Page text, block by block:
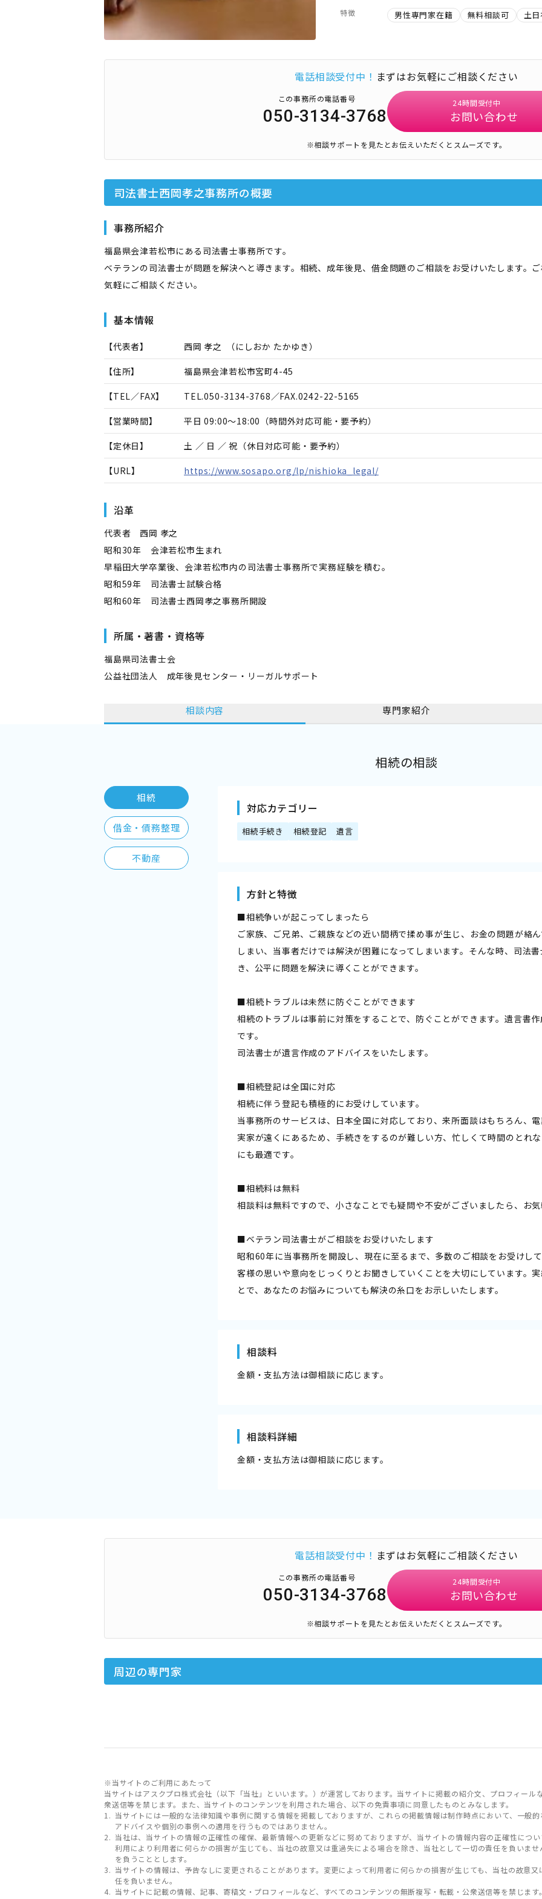
特徴 男性専門家在籍 無料相談可 土
電話相談受付中！ まずはお気軽にご相談ください
この事務所の電話番号
050-3134-3768
24時間受付中
お問い合わせ
※相談サポートを見たとお伝えいただくとスムーズです。
司法書士西岡孝之事務所の概要
事務所紹介
福島県会津若松市にある司法書士事務所です。
ベテランの司法書士が問題を解決へと導きます。相続、成年後見、借金問題のご相談をお受けいたします。
気軽にご相談ください。
基本情報
【代表者】 西岡 孝之 （にしおか たかゆき）
【住所】 福島県会津若松市宮町4-45
【TEL／FAX】 TEL.050-3134-3768 ／FAX.0242-22-5165
【営業時間】 平日 09:00～18:00（時間外対応可能・要予約）
【定休日】 土 ／ 日 ／ 祝（休日対応可能・要予約）
【URL】 https://www.sosapo.org/lp/nishioka_legal/
沿革
代表者 西岡 孝之
昭和30年 会津若松市生まれ
早稲田大学卒業後、会津若松市内の司法書士事務所で実務経験を積む。
昭和59年 司法書士試験合格
昭和60年 司法書士西岡孝之事務所開設
所属・著書・資格等
福島県司法書士会
公益社団法人 成年後見センター・リーガルサポート
相談内容 専門家紹介
相続の相談
相続
借金・債務整理
不動産
対応カテゴリー
相続手続き 相続登記 遺言
方針と特徴
■相続争いが起こってしまったら
ご家族、ご兄弟、ご親族などの近い間柄で揉め事が生じ、お金の問題が絡
しまい、当事者だけでは解決が困難になってしまいます。そんな時、司法
き、公平に問題を解決に導くことができます。
■相続トラブルは未然に防ぐことができます
相続のトラブルは事前に対策をすることで、防ぐことができます。遺言書
です。
司法書士が遺言作成のアドバイスをいたします。
■相続登記は全国に対応
相続に伴う登記も積極的にお受けしています。
当事務所のサービスは、日本全国に対応しており、来所面談はもちろん、
実家が遠くにあるため、手続きをするのが難しい方、忙しくて時間のとれ
にも最適です。
■相続料は無料
相談料は無料ですので、小さなことでも疑問や不安がございましたら、お
■ベテラン司法書士がご相談をお受けいたします
昭和60年に当事務所を開設し、現在に至るまで、多数のご相談をお受けし
客様の思いや意向をじっくりとお聞きしていくことを大切にしています。
とで、あなたのお悩みについても解決の糸口をお示しいたします。
相談料
金額・支払方法は御相談に応じます。
相談料詳細
金額・支払方法は御相談に応じます。
電話相談受付中！ まずはお気軽にご相談ください
この事務所の電話番号
050-3134-3768
24時間受付中
お問い合わせ
※相談サポートを見たとお伝えいただくとスムーズです。
周辺の専門家
※当サイトのご利用にあたって
当サイトはアスクプロ株式会社（以下「当社」といいます。）が運営しております。当サイトに掲載の紹介文、プロフィール
衆送信等を禁じます。また、当サイトのコンテンツを利用された場合、以下の免責事項に同意したものとみなします。
当サイトには一般的な法律知識や事例に関する情報を掲載しておりますが、これらの掲載情報は制作時点において、一般
アドバイスや個別の事例への適用を行うものではありません。
当社は、当サイトの情報の正確性の確保、最新情報への更新などに努めておりますが、当サイトの情報内容の正確性につ
利用により利用者に何らかの損害が生じても、当社の故意又は重過失による場合を除き、当社として一切の責任を負いま
を負うこととします。
当サイトの情報は、予告なしに変更されることがあります。変更によって利用者に何らかの損害が生じても、当社の故意
任を負いません。
当サイトに記載の情報、記事、寄稿文・プロフィールなど、すべてのコンテンツの無断複写・転載・公衆送信等を禁じます